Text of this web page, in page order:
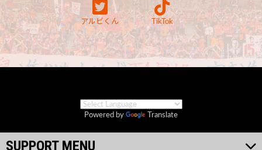
アルビくん TikTok
Powered by Translate
SUPPORT MENU